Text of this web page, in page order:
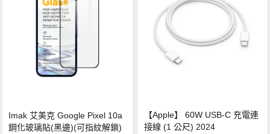
Imak 艾美克 Google Pixel 10a
鋼化玻璃貼(黑邊)(可指紋解鎖)
【Apple】 60W USB-C 充電連
接線 (1 公尺) 2024